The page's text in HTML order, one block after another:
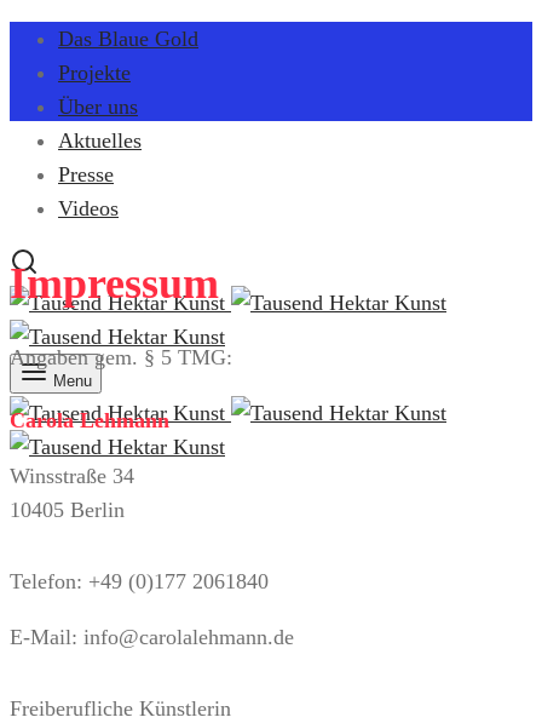
Das Blaue Gold
Projekte
Über uns
Aktuelles
Presse
Videos
Menu
Impressum
Angaben gem. § 5 TMG:
Carola Lehmann
Winsstraße 34
10405 Berlin
Telefon: +49 (0)177 2061840
E-Mail: info@carolalehmann.de
Freiberufliche Künstlerin